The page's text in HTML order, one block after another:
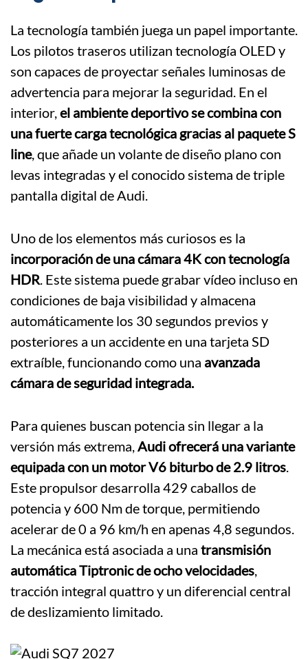
La tecnología también juega un papel importante.
Los pilotos traseros utilizan tecnología OLED y
son capaces de proyectar señales luminosas de
advertencia para mejorar la seguridad. En el
interior,el ambiente deportivo se combina con
una fuerte carga tecnológica gracias al paquete S
line, que añade un volante de diseño plano con
levas integradas y el conocido sistema de triple
pantalla digital de Audi.
Uno de los elementos más curiosos es la
incorporación de una cámara 4K con tecnología
HDR. Este sistema puede grabar vídeo incluso en
condiciones de baja visibilidad y almacena
automáticamente los 30 segundos previos y
posteriores a un accidente en una tarjeta SD
extraíble, funcionando como una avanzada
cámara de seguridad integrada.
Para quienes buscan potencia sin llegar a la
versión más extrema,Audi ofrecerá una variante
equipada con un motor V6 biturbo de 2.9 litros.
Este propulsor desarrolla 429 caballos de
potencia y 600 Nm de torque, permitiendo
acelerar de 0 a 96 km/h en apenas 4,8 segundos.
La mecánica está asociada a una transmisión
automática Tiptronic de ocho velocidades,
tracción integral quattro y un diferencial central
de deslizamiento limitado.